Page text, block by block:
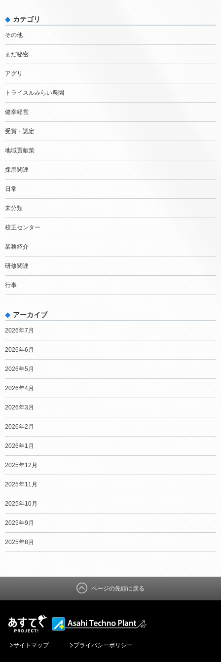
カテゴリ
その他
まだ秘密
アグリ
トライスルみらい農園
健幸経営
受賞・認定
地域貢献策
採用関連
日常
未分類
校正センター
業務紹介
研修関連
行事
アーカイブ
2026年7月
2026年6月
2026年5月
2026年4月
2026年3月
2026年2月
2026年1月
2025年12月
2025年11月
2025年10月
2025年9月
2025年8月
ページの先頭に戻る
サイトマップ プライバシーポリシー